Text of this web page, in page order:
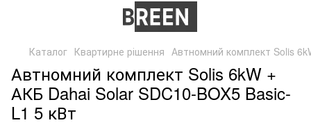
Каталог Квартирне рішення Автномний комплект Solis
Автномний комплект Solis 6kW +
АКБ Dahai Solar SDC10-BOX5 Basic-
L1 5 кВт